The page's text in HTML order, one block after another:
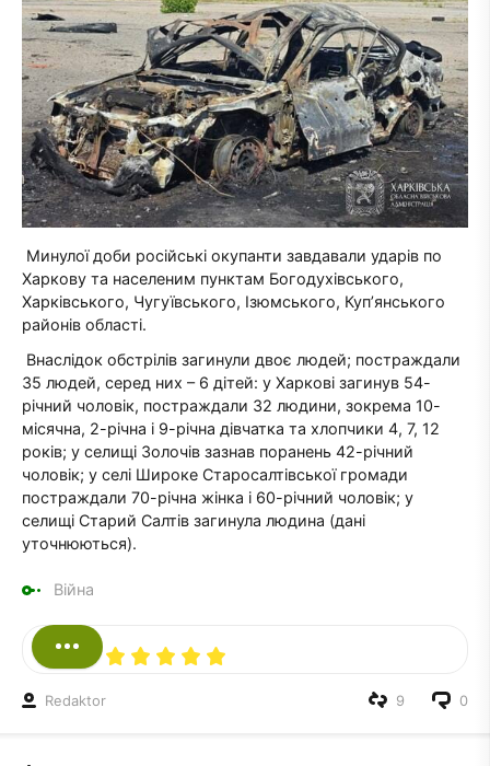
Минулої доби російські окупанти завдавали ударів по
Харкову та населеним пунктам Богодухівського,
Харківського, Чугуївського, Ізюмського, Куп’янського
районів області.
Внаслідок обстрілів загинули двоє людей; постраждали
35 людей, серед них – 6 дітей: у Харкові загинув 54-
річний чоловік, постраждали 32 людини, зокрема 10-
місячна, 2-річна і 9-річна дівчатка та хлопчики 4, 7, 12
років; у селищі Золочів зазнав поранень 42-річний
чоловік; у селі Широке Старосалтівської громади
постраждали 70-річна жінка і 60-річний чоловік; у
селищі Старий Салтів загинула людина (дані
уточнюються).
Війна
Redaktor 0
9